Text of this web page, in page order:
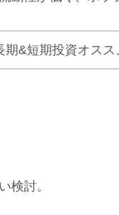
期&短期投資オスス
検討。